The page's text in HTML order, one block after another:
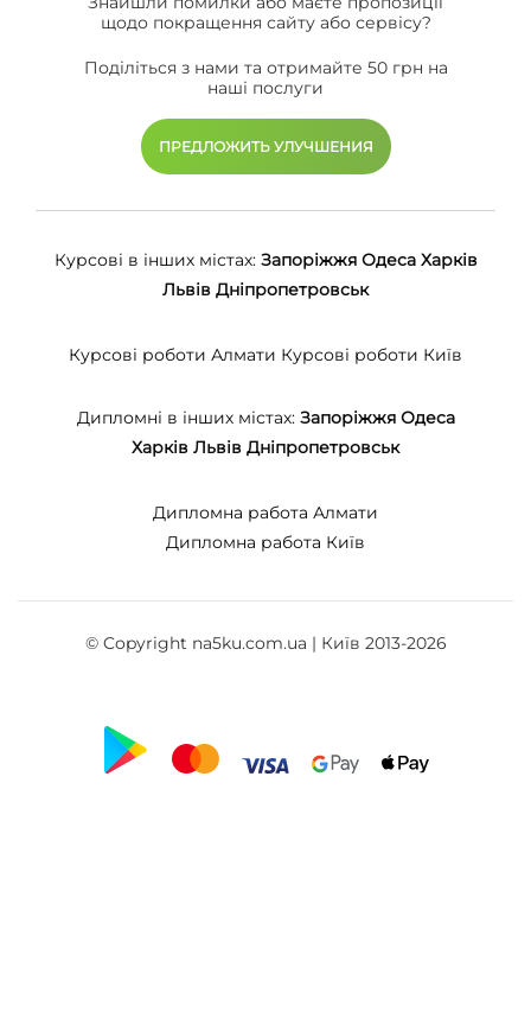
щодо покращення сайту або сервісу?
Поділіться з нами та отримайте 50 грн на
наші послуги
ПРЕДЛОЖИТЬ УЛУЧШЕНИЯ
Курсові в інших містах: Запоріжжя Одеса Харків
Львів Дніпропетровськ
Курсові роботи Алмати Курсові роботи Київ
Дипломні в інших містах: Запоріжжя Одеса
Харків Львів Дніпропетровськ
Дипломна работа Алмати
Дипломна работа Київ
© Copyright na5ku.com.ua | Київ 2013-2026